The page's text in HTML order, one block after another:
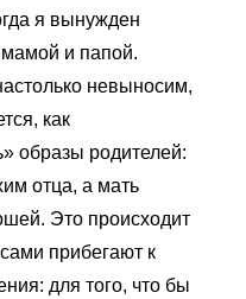
я вынужден
и папой.
невыносим,
как
образы родителей:
отца, а мать
Это происходит
прибегают к
для того, что бы